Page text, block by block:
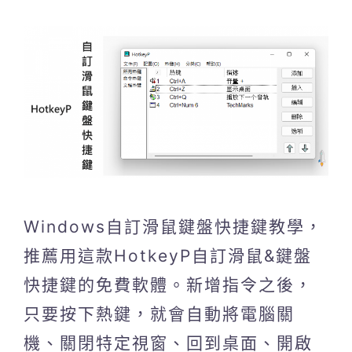
Windows自訂滑鼠鍵盤快捷鍵教學，
推薦用這款HotkeyP自訂滑鼠&鍵盤
快捷鍵的免費軟體。新增指令之後，
只要按下熱鍵，就會自動將電腦關
機、關閉特定視窗、回到桌面、開啟